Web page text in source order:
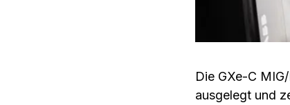
Die GXe-C
ausgelegt und